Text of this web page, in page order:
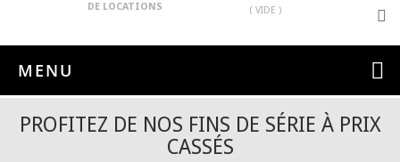
DE LOCATIONS
( VIDE )
MENU
PROFITEZ DE NOS FINS DE SÉRIE À PRIX
CASSÉS